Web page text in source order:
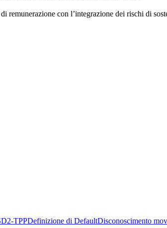
remunerazione con l’integrazione dei rischi di
TPPDefinizione di DefaultDisconoscimento